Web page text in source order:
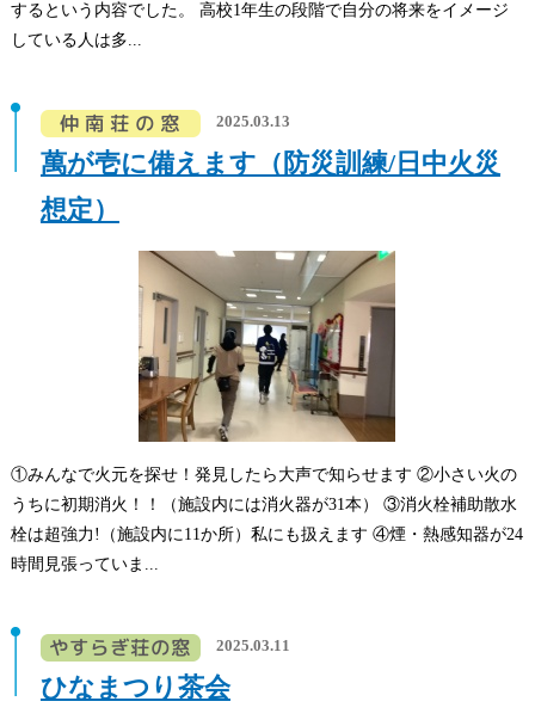
するという内容でした。 高校1年生の段階で自分の将来をイメージ
している人は多...
2025.03.13
萬が壱に備えます（防災訓練/日中火災
想定）
①みんなで火元を探せ！発見したら大声で知らせます ②小さい火の
うちに初期消火！！（施設内には消火器が31本） ③消火栓補助散水
栓は超強力!（施設内に11か所）私にも扱えます ④煙・熱感知器が24
時間見張っていま...
2025.03.11
ひなまつり茶会